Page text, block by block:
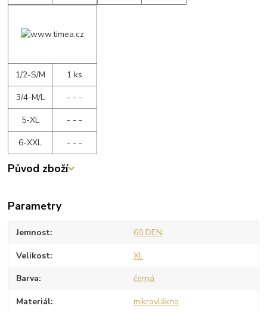
1/2-S/M
1 ks
3/4-M/L
- - -
5-XL
- - -
6-XXL
- - -
Původ zboží
Parametry
Jemnost 60 DEN
Velikost XL
Barva černá
Materiál mikrovlákno